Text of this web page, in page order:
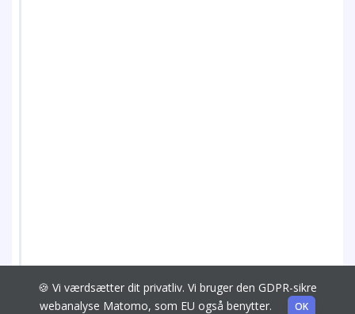
🍪 Vi værdsætter dit privatliv. Vi bruger den GDPR-sikre
webanalyse Matomo, som EU også benytter.
OK